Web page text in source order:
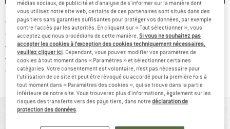
Livraison gratuite dès 69 € (FR)Trouve les infos sur la
Droit de retour de 100 joursTrouve les informations de
> 4 000 000 clients satisfaits
Tous les articles disponibles
Protection des acheteurs de Trusted ShopsTrouve toutes les
médias sociaux, de publicité et d'analyse de s'informer sur la manière dont
vous utilisez notre site web; certains de ces partenaires sont situés dans des
pays tiers sans garanties suffisantes pour protéger vos données, par exemple
contre l'accès par les autorités. En cliquant sur « Tout sélectionner », vous
acceptez que nous procédions de cette manière.Si vous ne souhaitez pas
accepter les cookies à l’exception des cookies techniquement nécessaires,
veuillez cliquer ici. Cependant, vous pouvez modifier vos paramètres de
cookies à tout moment dans « Paramètres » et sélectionner certaines
catégories. Votre consentement est volontaire, n’est pas nécessaire pour
l’utilisation de ce site et peut être révoqué ou accordé pour la première fois à
tout moment dans « Paramètres des cookies », qui se trouve dans la partie
inférieure de notre site. Vous trouverez plus d'informations, également sur les
risques des transferts vers des pays tiers, dans notredéclaration de
protection des données.